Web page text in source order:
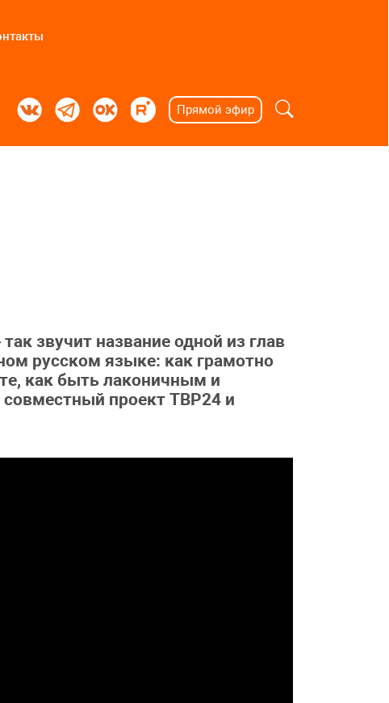
Прямой эфир
звучит название одной из глав
русском языке: как грамотно
как быть лаконичным и
проект ТВР24 и